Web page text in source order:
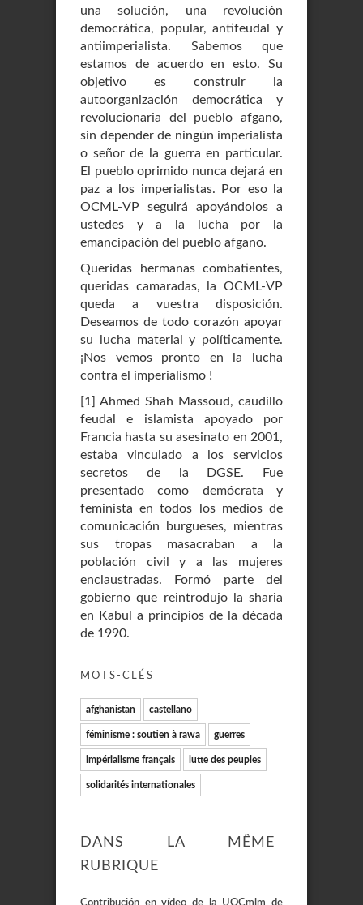
una solución, una revolución
democrática, popular, antifeudal y
antiimperialista. Sabemos que
estamos de acuerdo en esto. Su
objetivo es construir la
autoorganización democrática y
revolucionaria del pueblo afgano,
sin depender de ningún imperialista
o señor de la guerra en particular.
El pueblo oprimido nunca dejará en
paz a los imperialistas. Por eso la
OCML-VP seguirá apoyándolos a
ustedes y a la lucha por la
emancipación del pueblo afgano.
Queridas hermanas combatientes,
queridas camaradas, la OCML-VP
queda a vuestra disposición.
Deseamos de todo corazón apoyar
su lucha material y políticamente.
¡Nos vemos pronto en la lucha
contra el imperialismo !
[1 ] Ahmed Shah Massoud, caudillo
feudal e islamista apoyado por
Francia hasta su asesinato en 2001,
estaba vinculado a los servicios
secretos de la DGSE. Fue
presentado como demócrata y
feminista en todos los medios de
comunicación burgueses, mientras
sus tropas masacraban a la
población civil y a las mujeres
enclaustradas. Formó parte del
gobierno que reintrodujo la sharia
en Kabul a principios de la década
de 1990.
MOTS-CLÉS
afghanistan castellano
féminisme : soutien à rawa guerres
impérialisme français lutte des peuples
solidarités internationales
DANS LA MÊME
RUBRIQUE